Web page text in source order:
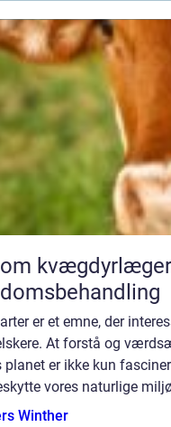
er et emne, der
At forstå og
planet er ikke kun
vores naturlige
Winther